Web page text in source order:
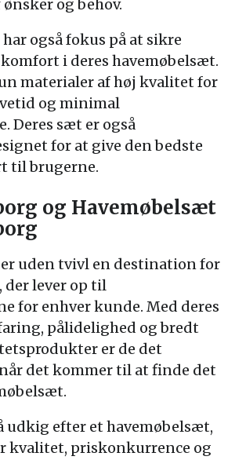
og behov.
også fokus på at sikre
i deres havemøbelsæt.
materialer af høj kvalitet for
og minimal
Deres sæt er også
for at give den bedste
til brugerne.
og Havemøbelsæt
uden tvivl en destination for
lever op til
for enhver kunde. Med deres
pålidelighed og bredt
er de det
det kommer til at finde det
udkig efter et havemøbelsæt,
kvalitet, priskonkurrence og